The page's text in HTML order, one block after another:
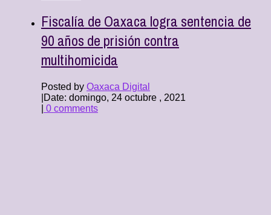
Fiscalía de Oaxaca logra sentencia de
90 años de prisión contra
multihomicida
Posted by Oaxaca Digital
Date: domingo, 24 octubre , 2021
0 comments